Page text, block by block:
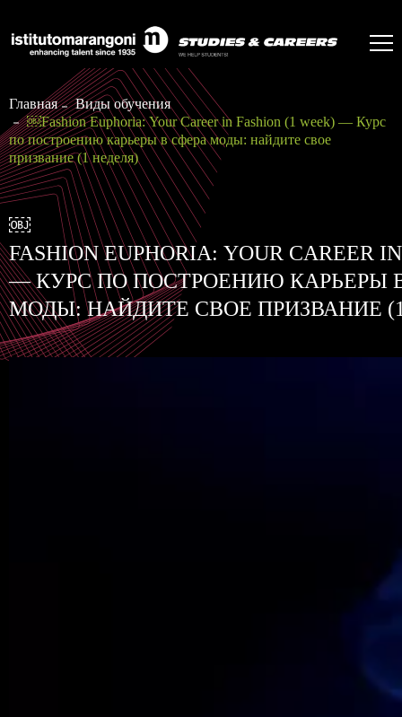
Главная
Виды обучения
￼Fashion Euphoria: Your Career in Fashion (1 week) — Курс
по построению карьеры в сфера моды: найдите свое
призвание (1 неделя)
￼
FASHION EUPHORIA: YOUR CAREER
— КУРС ПО ПОСТРОЕНИЮ КАРЬЕРЫ
МОДЫ: НАЙДИТЕ СВОЕ ПРИЗВАНИЕ